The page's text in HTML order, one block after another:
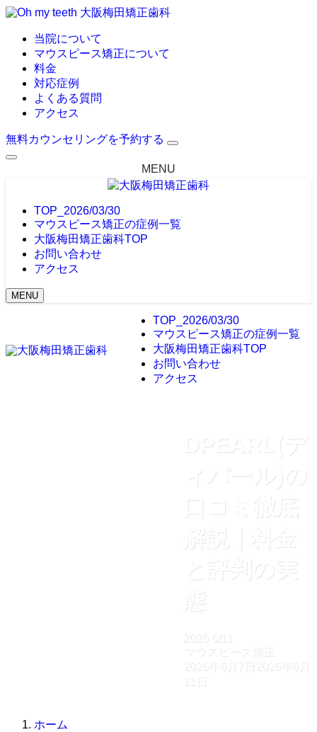
大阪梅田矯正歯科
当院について
マウスピース矯正について
料金
対応症例
よくある質問
アクセス
無料カウンセリングを予約する
MENU
TOP_2026/03/30
マウスピース矯正の症例一覧
大阪梅田矯正歯科TOP
お問い合わせ
アクセス
MENU
TOP_2026/03/30
マウスピース矯正の症例一覧
大阪梅田矯正歯科TOP
お問い合わせ
アクセス
DPEARL(デ
ィパール)の
口コミ徹底
解説｜料金
と評判の実
態
2026 6/11
マウスピース矯正
2026年6月7日
2026年6月
ホーム